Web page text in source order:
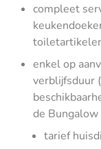
compleet
enkel op
verblijfsduur
de Bungalow
tarief